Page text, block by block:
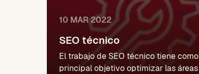
10 MAR 2022
SEO técnico
El trabajo de SEO técnico tiene como
principal objetivo optimizar las áreas